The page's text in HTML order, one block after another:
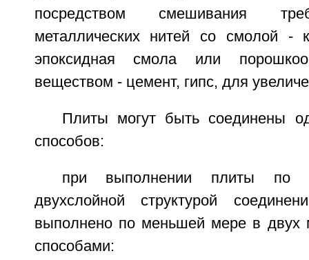
посредством смешивания
металлических нитей со смолой -
эпоксидная смола или
веществом - цемент, гипс, для
Плиты могут быть соединены
способов:
при выполнении плиты
двухслойной структурой
выполнено по меньшей мере в двух
способами: